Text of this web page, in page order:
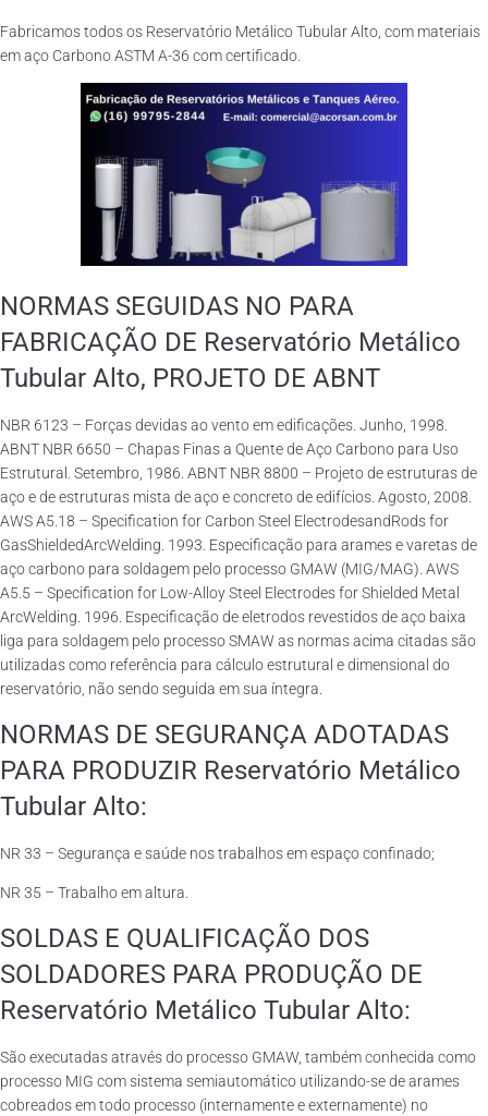
Fabricamos todos os Reservatório Metálico Tubular Alto, com materiais
em aço Carbono ASTM A-36 com certificado.
NORMAS SEGUIDAS NO PARA
FABRICAÇÃO DE Reservatório Metálico
Tubular Alto, PROJETO DE ABNT
NBR 6123 – Forças devidas ao vento em edificações. Junho, 1998.
ABNT NBR 6650 – Chapas Finas a Quente de Aço Carbono para Uso
Estrutural. Setembro, 1986. ABNT NBR 8800 – Projeto de estruturas de
aço e de estruturas mista de aço e concreto de edifícios. Agosto, 2008.
AWS A5.18 – Specification for Carbon Steel ElectrodesandRods for
GasShieldedArcWelding. 1993. Especificação para arames e varetas de
aço carbono para soldagem pelo processo GMAW (MIG/MAG). AWS
A5.5 – Specification for Low-Alloy Steel Electrodes for Shielded Metal
ArcWelding. 1996. Especificação de eletrodos revestidos de aço baixa
liga para soldagem pelo processo SMAW as normas acima citadas são
utilizadas como referência para cálculo estrutural e dimensional do
reservatório, não sendo seguida em sua íntegra.
NORMAS DE SEGURANÇA ADOTADAS
PARA PRODUZIR Reservatório Metálico
Tubular Alto:
NR 33 – Segurança e saúde nos trabalhos em espaço confinado;
NR 35 – Trabalho em altura.
SOLDAS E QUALIFICAÇÃO DOS
SOLDADORES PARA PRODUÇÃO DE
Reservatório Metálico Tubular Alto:
São executadas através do processo GMAW, também conhecida como
processo MIG com sistema semiautomático utilizando-se de arames
cobreados em todo processo (internamente e externamente) no